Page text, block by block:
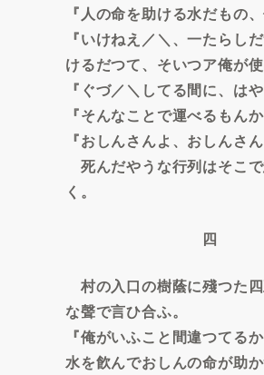
『人の命を助ける水だもの
『いけねえ／＼、一たら
けるだつて、そいつア俺が使
『ぐづ／＼してる間に、は
『そんなことで運べるもん
『おしんさんよ、おしんさ
死んだやうな行列はそこ
く。
四
村の入口の樹蔭に殘つた
な聲で言ひ合ふ。
『俺がいふこと間違つてる
水を飮んでおしんの命が助